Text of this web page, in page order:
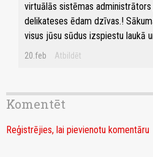
virtuālās sistēmas
delikateses ēdam dzīvas.!
visus jūsu sūdus izspiestu laukā
20.feb Atbildēt
Komentēt
Reģistrējies, lai pievienotu komentāru